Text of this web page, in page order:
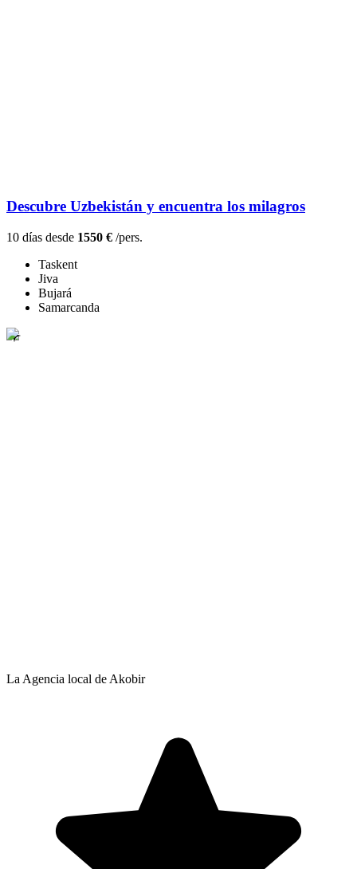
Descubre Uzbekistán y encuentra los milagros
10 días desde 1550 € /pers.
Taskent
Jiva
Bujará
Samarcanda
La Agencia local de Akobir